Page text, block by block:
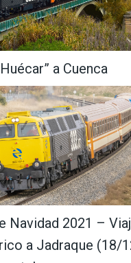
a Cuenca
Navidad 2021 –
a Jadraque (18/